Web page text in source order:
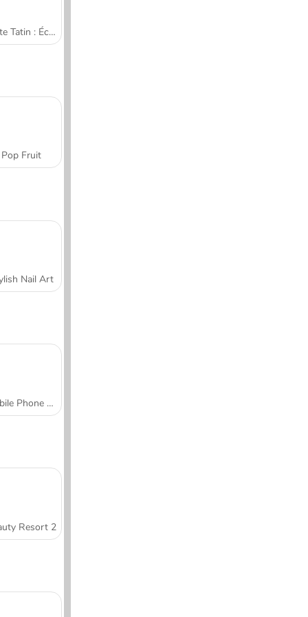
Tarte Tatin : École de cuisine de Sara
Pop Fruit
Nail Art
Mobile Phone Case Design & DIY
Resort 2